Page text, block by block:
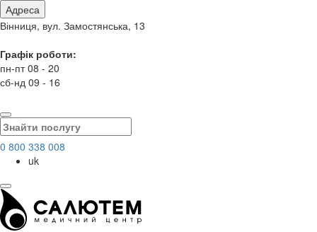
Адреса
Вінниця, вул. Замостянська, 13
Графік роботи:
пн-пт 08 - 20
сб-нд 09 - 16
0 800 338 008
uk